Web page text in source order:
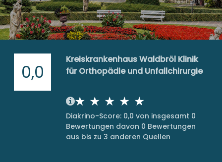
0,0
Kreiskrankenhaus Waldbröl Klinik
für Orthopädie und Unfallchirurgie
Diakrino-Score: 0,0 von insgesamt 0
Bewertungen davon 0 Bewertungen
aus bis zu 3 anderen Quellen